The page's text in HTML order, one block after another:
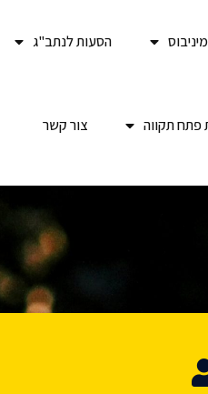
מיניבוס הסעות לנתב"ג
פתח תקווה צור קשר